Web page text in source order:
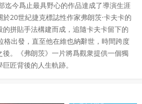
迄今爲止最具野心的作品達成了導演生涯
20世紀捷克標誌性作家弗朗茨·卡夫卡的
拼貼手法構建而成，追隨卡夫卡留下的
出發，直至他在維也納辭世，時間跨度
。《弗朗茨》一片將爲觀衆提供一個獨
匠背後的人生軌跡。